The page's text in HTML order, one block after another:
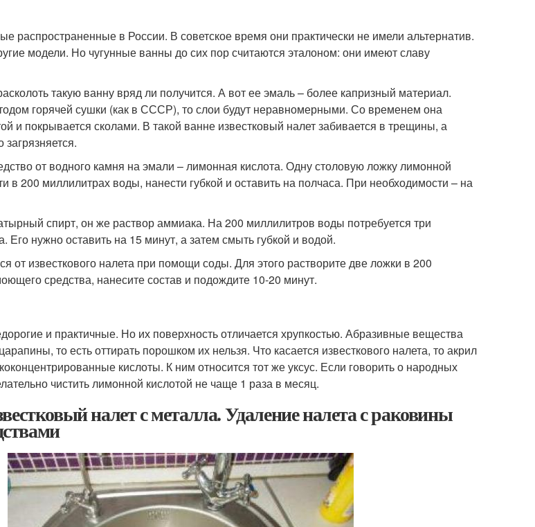
распространенные в России. В советское время они практически не имели альтернатив.
модели. Но чугунные ванны до сих пор считаются эталоном: они имеют славу
такую ванну вряд ли получится. А вот ее эмаль – более капризный материал.
горячей сушки (как в СССР), то слои будут неравномерными. Со временем она
и покрывается сколами. В такой ванне известковый налет забивается в трещины, а
загрязняется.
от водного камня на эмали – лимонная кислота. Одну столовую ложку лимонной
в 200 миллилитрах воды, нанести губкой и оставить на полчаса. При необходимости – на
спирт, он же раствор аммиака. На 200 миллилитров воды потребуется три
Его нужно оставить на 15 минут, а затем смыть губкой и водой.
от известкового налета при помощи соды. Для этого растворите две ложки в 200
средства, нанесите состав и подождите 10-20 минут.
и практичные. Но их поверхность отличается хрупкостью. Абразивные вещества
то есть оттирать порошком их нельзя. Что касается известкового налета, то акрил
кислоты. К ним относится тот же уксус. Если говорить о народных
чистить лимонной кислотой не чаще 1 раза в месяц.
налет с металла. Удаление налета с раковины